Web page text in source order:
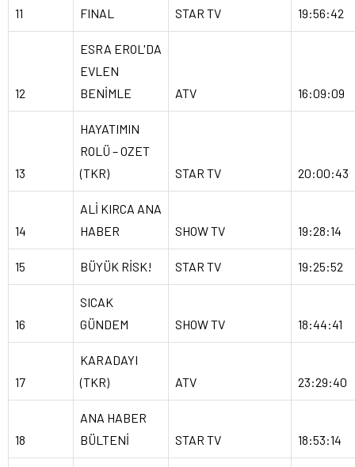
11
FINAL
STAR TV 19:56:42
12
ESRA EROL'DA
EVLEN
BENİMLE
ATV 16:09:09
13
HAYATIMIN
ROLÜ – OZET
(TKR)
STAR TV 20:00:43
14
ALİ KIRCA ANA
HABER
SHOW TV 19:28:14
15 BÜYÜK RİSK! STAR TV 19:25:52
16
SICAK
GÜNDEM
SHOW TV 18:44:41
17
KARADAYI
(TKR)
ATV 23:29:40
18
ANA HABER
BÜLTENİ
STAR TV 18:53:14